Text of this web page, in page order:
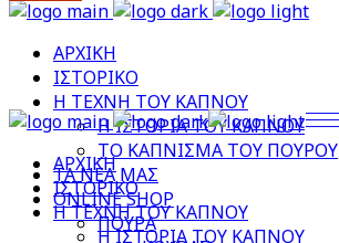
ΑΡΧΙΚΗ
ΙΣΤΟΡΙΚΟ
Η ΤΕΧΝΗ ΤΟΥ ΚΑΠΝΟΥ
Η ΙΣΤΟΡΙΑ ΤΟΥ ΚΑΠΝΟΥ
ΤΟ ΚΑΠΝΙΣΜΑ ΤΟΥ ΠΟΥΡΟΥ
ΤΑ ΝΕΑ ΜΑΣ
ONLINE SHOP
ΠΟΥΡΑ
ΑΡΧΙΚΗ
ΙΣΤΟΡΙΚΟ
Η ΤΕΧΝΗ ΤΟΥ ΚΑΠΝΟΥ
Η ΙΣΤΟΡΙΑ ΤΟΥ ΚΑΠΝΟΥ